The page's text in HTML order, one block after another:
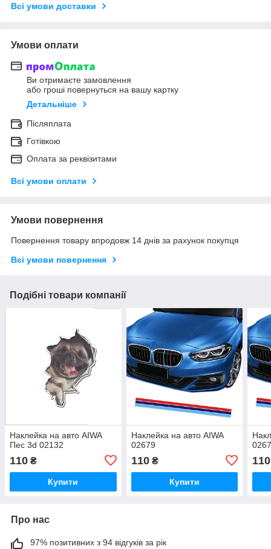
Всі умови доставки
Умови оплати
Ви отримаєте замовлення
або гроші повернуться на вашу картку
Детальніше
Післяплата
Готівкою
Оплата за реквізитами
Всі умови оплати
Умови повернення
Повернення товару впродовж 14 днів за рахунок покупця
Всі умови повернення
Подібні товари компанії
Наклейка на авто AIWA
Пес 3d 02132
110 ₴
Купити
Наклейка на авто AIWA
02679
110₴
Купити
110
Про нас
97% позитивних з 94 відгуків за рік